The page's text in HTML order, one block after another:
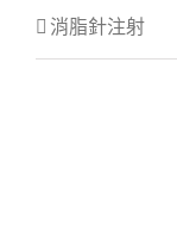
消脂針注射